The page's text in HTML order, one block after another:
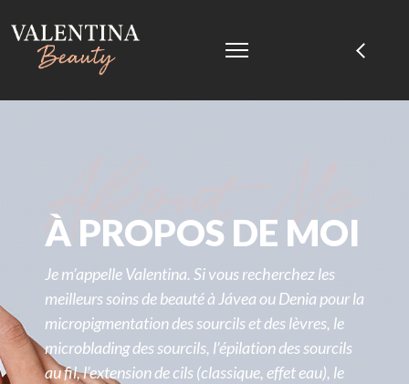
À PROPOS DE MOI
Je m’appelle Valentina. Si vous recherchez les
meilleurs soins de beauté à Jávea ou Denia pour la
micropigmentation des sourcils et des lèvres, le
microblading des sourcils, l’épilation des sourcils
au fil, l’extension de cils (classique, effet eau), le